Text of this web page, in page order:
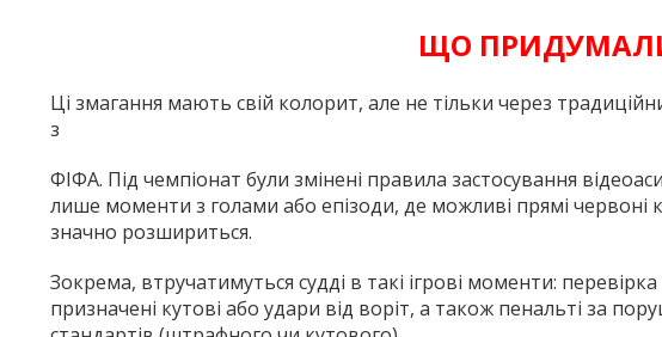
ЩО
Ці змагання мають свій колорит, але не тільки через
з
ФІФА. Під чемпіонат були змінені правила застосування
лише моменти з голами або епізоди, де можливі прямі червоні
значно розшириться.
Зокрема, втручатимуться судді в такі ігрові моменти:
призначені кутові або удари від воріт, а також пенальті за